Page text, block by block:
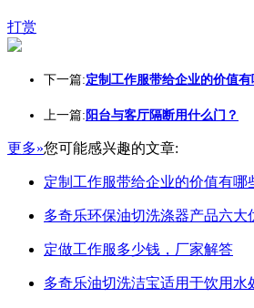
打赏
下一篇:定制工作服带给企业的价值
上一篇: 阳台与客厅隔断用什么门？
更多»您可能感兴趣的文章:
定制工作服带给企业的价值有哪
多奇乐环保油切洗涤器产品六大
定做工作服多少钱，厂家解答
多奇乐油切洗洁宝适用于饮用水